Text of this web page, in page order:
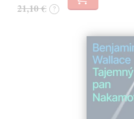
21,10 € ?